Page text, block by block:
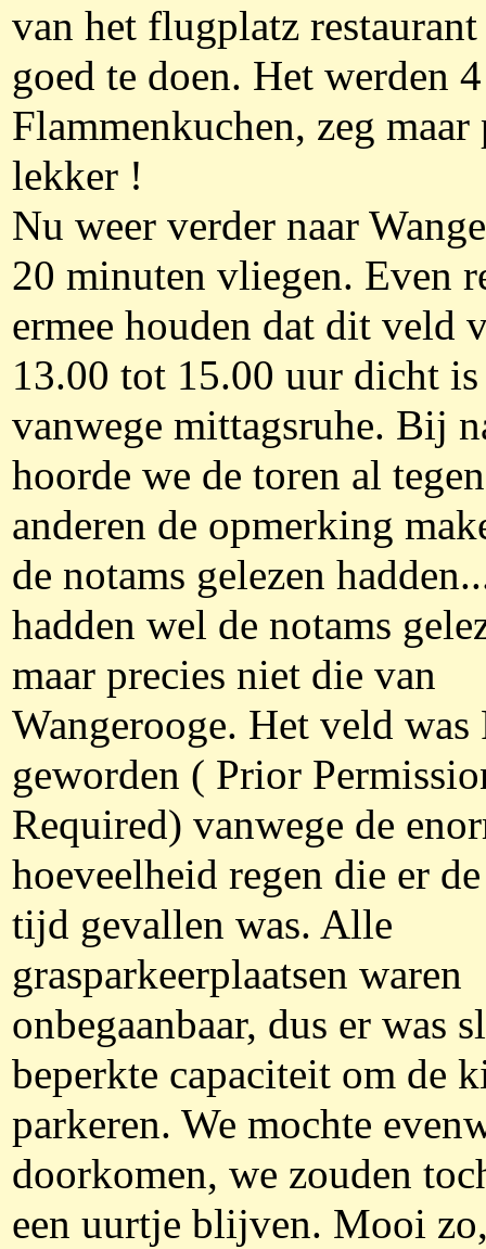
van het flugplatz restaurant
goed te doen. Het werden 4
Flammenkuchen, zeg maar
lekker !
Nu weer verder naar
20 minuten vliegen. Even
ermee houden dat dit veld
13.00 tot 15.00 uur dicht is
vanwege mittagsruhe. Bij
hoorde we de toren al tegen
anderen de opmerking
de notams gelezen
hadden wel de notams
maar precies niet die van
Wangerooge. Het veld was
geworden ( Prior
Required) vanwege de
hoeveelheid regen die er
tijd gevallen was. Alle
grasparkeerplaatsen waren
onbegaanbaar, dus er was
beperkte capaciteit om de
parkeren. We mochte
doorkomen, we zouden
een uurtje blijven. Mooi